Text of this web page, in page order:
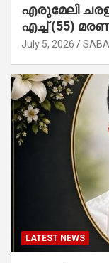
എരുമേലി ചരള
എച്ച് (55)
July 5, 2026
LATEST NEWS